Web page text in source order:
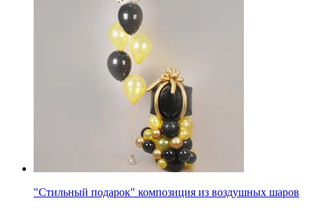
"Стильный подарок" композиция из воздушных шаров